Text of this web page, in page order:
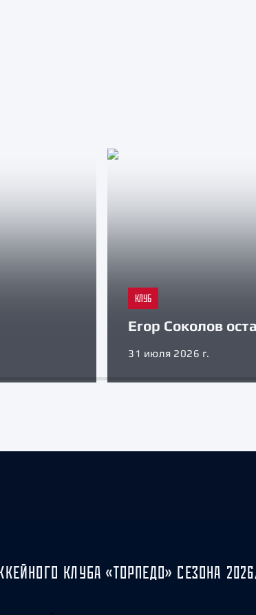
КЛУБ
Егор Соколов
31 июля 2026 г.
КЛУБА «ТОРПЕДО» СЕЗОНА